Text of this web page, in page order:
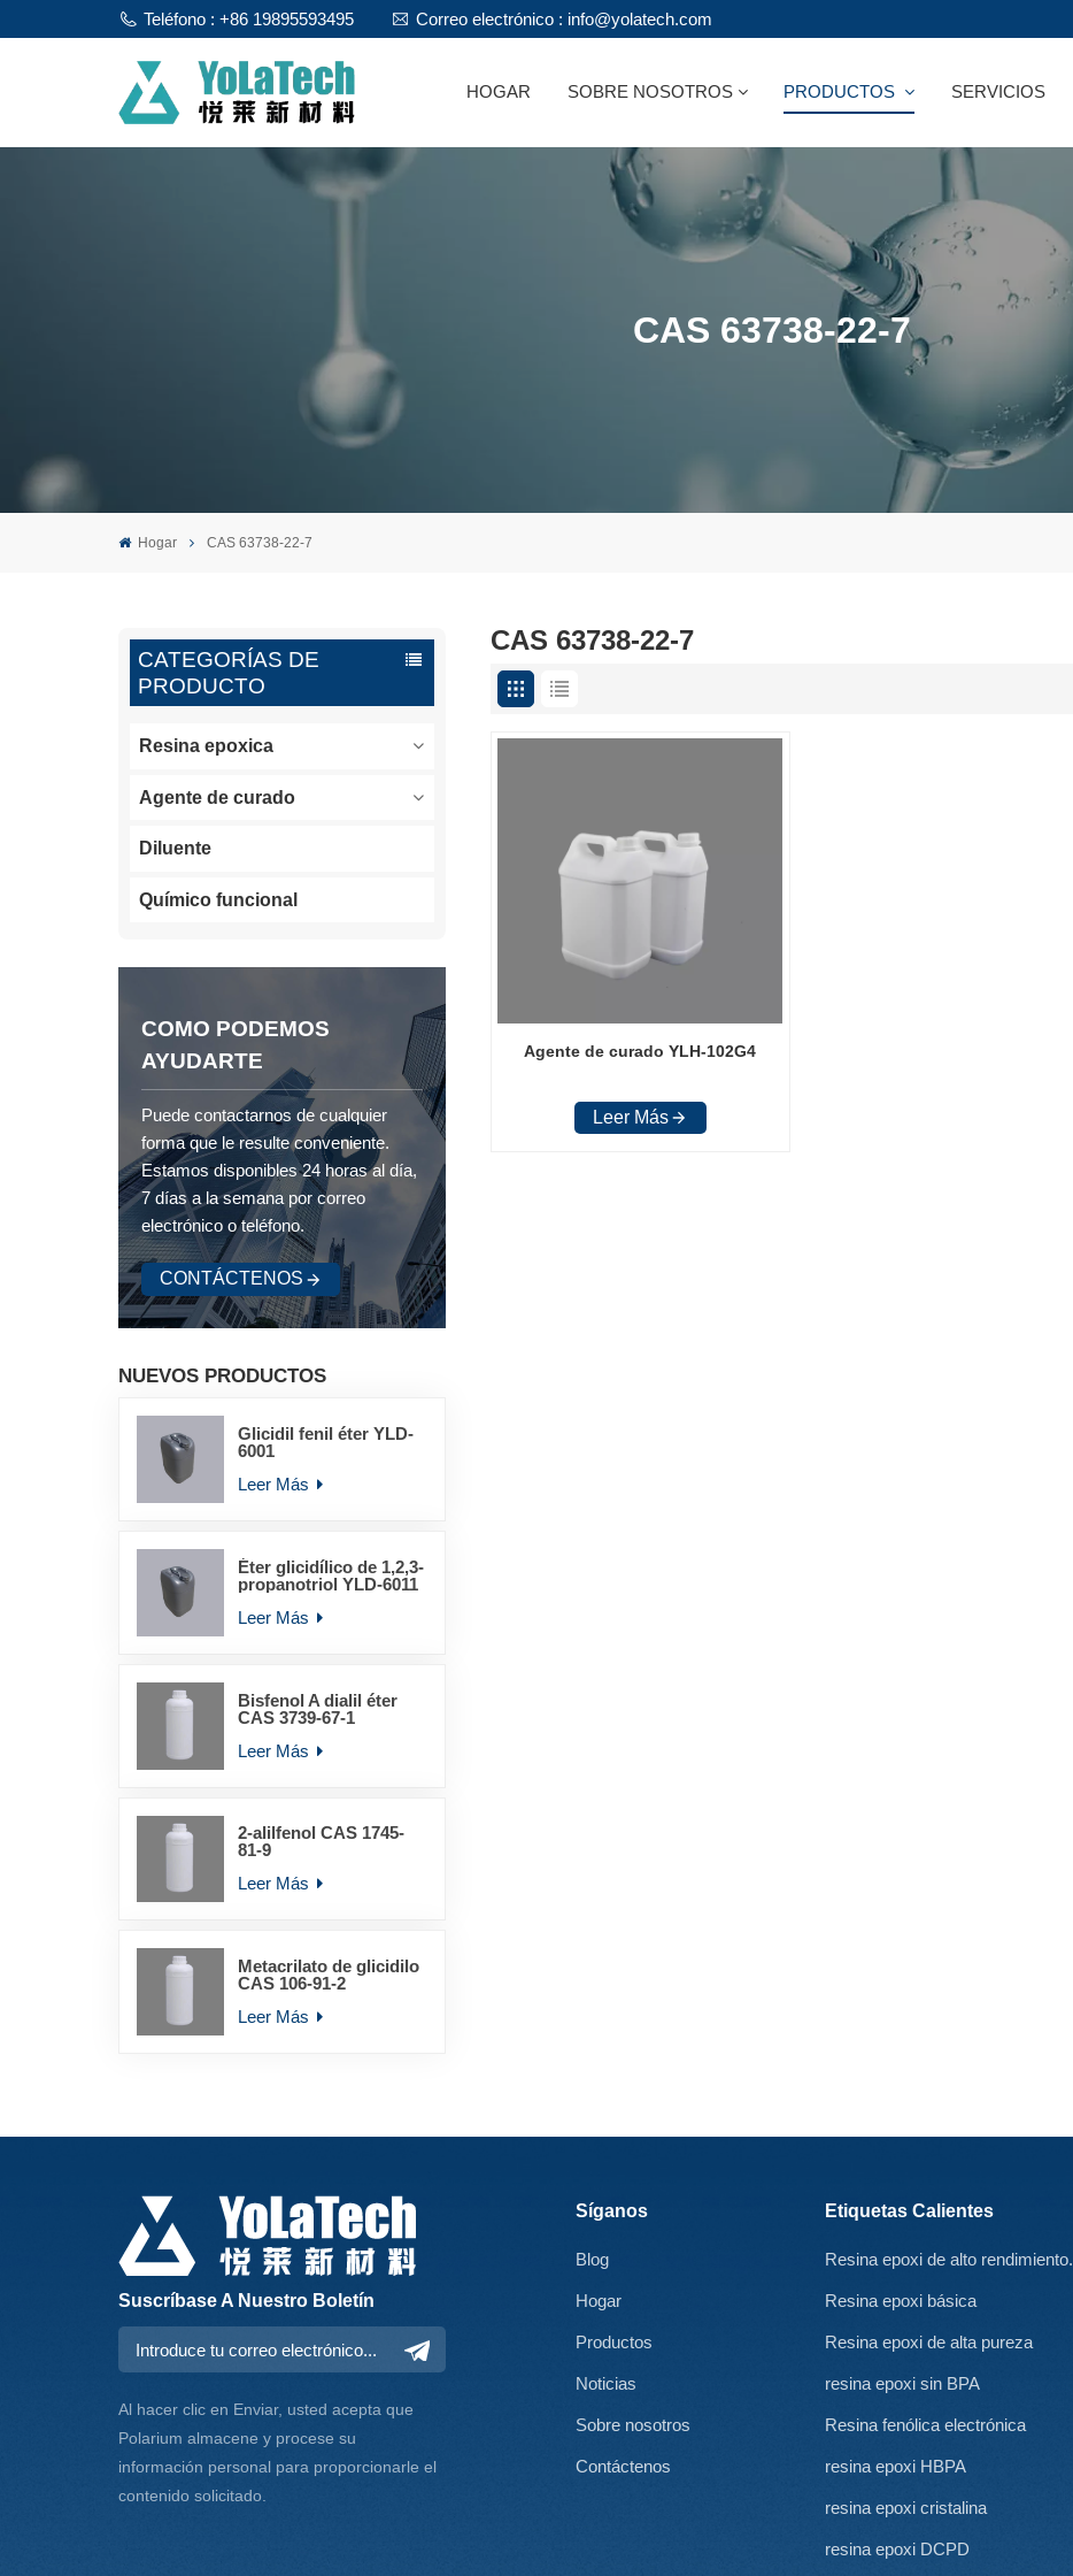
Teléfono : +86 19895593495 Correo electrónico : info@yolatech.com
HOGAR SOBRE NOSOTROS PRODUCTOS SERVICIOS
CAS 63738-22-7
Hogar CAS 63738-22-7
CATEGORÍAS DE
PRODUCTO
Resina epoxica
Agente de curado
Diluente
Químico funcional
COMO PODEMOS
AYUDARTE
Puede contactarnos de cualquier
forma que le resulte conveniente.
Estamos disponibles 24 horas al día,
7 días a la semana por correo
electrónico o teléfono.
CONTÁCTENOS
NUEVOS PRODUCTOS
Glicidil fenil éter YLD-
6001
Leer Más
Éter glicidílico de 1,2,3-
propanotriol YLD-6011
Leer Más
Bisfenol A dialil éter
CAS 3739-67-1
Leer Más
2-alilfenol CAS 1745-
81-9
Leer Más
Metacrilato de glicidilo
CAS 106-91-2
Leer Más
CAS 63738-22-7
Agente de curado YLH-102G4
Leer Más
Suscríbase A Nuestro Boletín
Al hacer clic en Enviar, usted acepta que
Polarium almacene y procese su
información personal para proporcionarle el
contenido solicitado.
Síganos
Blog
Hogar
Productos
Noticias
Sobre nosotros
Contáctenos
Etiquetas Calientes
Resina epoxi de alto rendimiento.
Resina epoxi básica
Resina epoxi de alta pureza
resina epoxi sin BPA
Resina fenólica electrónica
resina epoxi HBPA
resina epoxi cristalina
resina epoxi DCPD